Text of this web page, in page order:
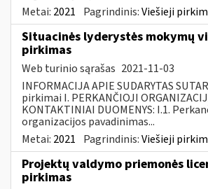
Metai: 2021 Pagrindinis:Viešieji
Situacinės lyderystės mokymų
pirkimas
Web turinio sąrašas 2021-11-03
INFORMACIJA APIE SUDARYTAS
pirkimai I. PERKANČIOJI
KONTAKTINIAI DUOMENYS: I.1.
organizacijos pavadinimas...
Metai: 2021 Pagrindinis:Viešieji
Projektų valdymo priemonės
pirkimas